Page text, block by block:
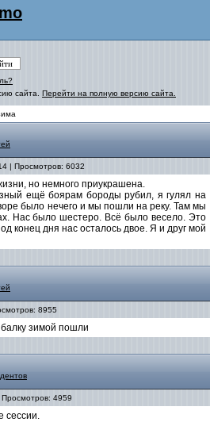
сайта. Перейти на полную версию сайта.
| Просмотров: 6032
но немного приукрашена.
ещё боярам бороды рубил, я гулял на
было нечего и мы пошли на реку. Там мы
Нас было шестеро. Всё было весело. Это
конец дня нас осталось двое. Я и друг мой
8955
зимой пошли
4959
сессии.